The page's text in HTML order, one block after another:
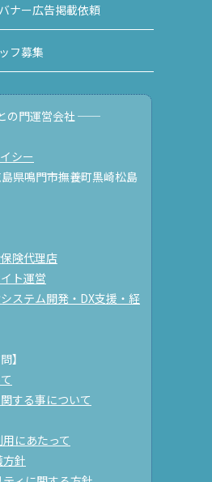
ナー広告掲載依頼
フ募集
門運営会社 ──
シー
県鳴門市撫養町黒崎松島
険代理店
ト運営
ステム開発・DX支援・経
】
する事について
にあたって
針